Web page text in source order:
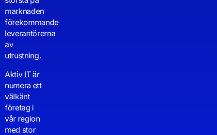
marknaden
förekommande
leverantörerna
av
utrustning.
Aktiv IT är
numera ett
välkänt
företag i
vår region
med stor